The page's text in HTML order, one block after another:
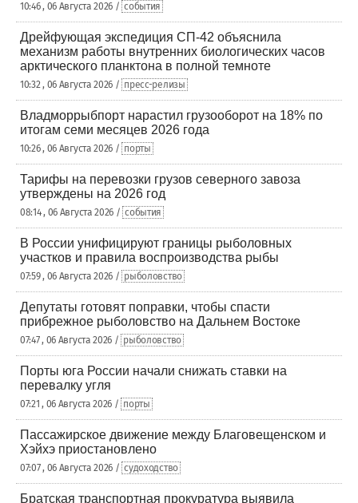
10:46 , 06 Августа 2026 / события
Дрейфующая экспедиция СП-42 объяснила
механизм работы внутренних биологических часов
арктического планктона в полной темноте
10:32 , 06 Августа 2026 / пресс-релизы
Владморрыбпорт нарастил грузооборот на 18% по
итогам семи месяцев 2026 года
10:26 , 06 Августа 2026 / порты
Тарифы на перевозки грузов северного завоза
утверждены на 2026 год
08:14 , 06 Августа 2026 / события
В России унифицируют границы рыболовных
участков и правила воспроизводства рыбы
07:59 , 06 Августа 2026 / рыболовство
Депутаты готовят поправки, чтобы спасти
прибрежное рыболовство на Дальнем Востоке
07:47 , 06 Августа 2026 / рыболовство
Порты юга России начали снижать ставки на
перевалку угля
07:21 , 06 Августа 2026 / порты
Пассажирское движение между Благовещенском и
Хэйхэ приостановлено
07:07 , 06 Августа 2026 / судоходство
Братская транспортная прокуратура выявила